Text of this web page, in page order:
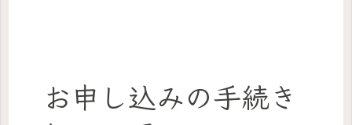
お申し込みの手続き